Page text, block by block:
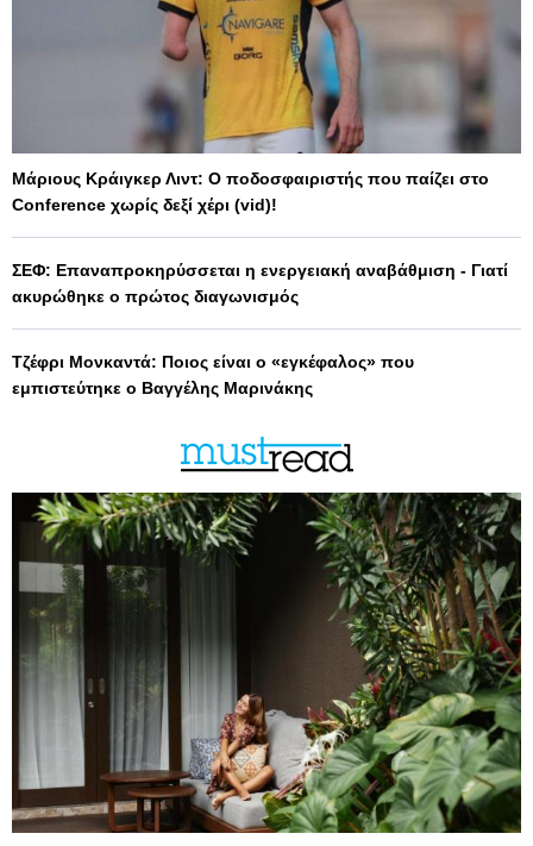
Μάριους Κράιγκερ Λιντ: Ο ποδοσφαιριστής που παίζει στο
Conference χωρίς δεξί χέρι (vid)!
ΣΕΦ: Επαναπροκηρύσσεται η ενεργειακή αναβάθμιση - Γιατί
ακυρώθηκε ο πρώτος διαγωνισμός
Τζέφρι Μονκαντά: Ποιος είναι ο «εγκέφαλος» που
εμπιστεύτηκε ο Βαγγέλης Μαρινάκης